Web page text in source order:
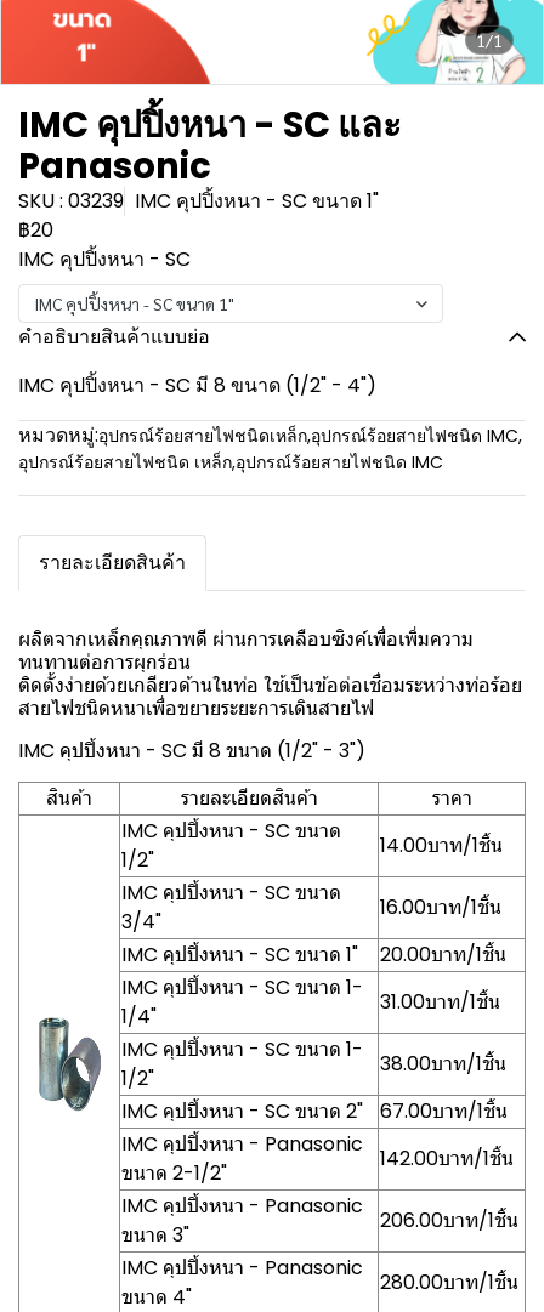
1/1
IMC คุปปิ้งหนา - SC และ
Panasonic
SKU : 03239 IMC คุปปิ้งหนา - SC ขนาด 1"
฿20
IMC คุปปิ้งหนา - SC
IMC คุปปิ้งหนา - SC ขนาด 1"
คำอธิบายสินค้าแบบย่อ
IMC คุปปิ้งหนา - SC มี 8 ขนาด (1/2" - 4")
หมวดหมู่:อุปกรณ์ร้อยสายไฟชนิดเหล็ก,อุปกรณ์ร้อยสายไฟชนิด IMC,
อุปกรณ์ร้อยสายไฟชนิด เหล็ก,อุปกรณ์ร้อยสายไฟชนิด IMC
รายละเอียดสินค้า
ผลิตจากเหล็กคุณภาพดี ผ่านการเคลือบซิงค์เพื่อเพิ่มความ
ทนทานต่อการผุกร่อน
ติดตั้งง่ายด้วยเกลียวด้านในท่อ ใช้เป็นข้อต่อเชื่อมระหว่างท่อร้อย
สายไฟชนิดหนาเพื่อขยายระยะการเดินสายไฟ
IMC คุปปิ้งหนา - SC มี 8 ขนาด (1/2" - 3")
สินค้า
รายละเอียดสินค้า
ราคา
IMC คุปปิ้งหนา - SC ขนาด
1/2"
14.00บาท/1ชิ้น
IMC คุปปิ้งหนา - SC ขนาด
3/4"
16.00บาท/1ชิ้น
IMC คุปปิ้งหนา - SC ขนาด 1"
20.00บาท/1ชิ้น
IMC คุปปิ้งหนา - SC ขนาด 1-
1/4"
31.00บาท/1ชิ้น
IMC คุปปิ้งหนา - SC ขนาด 1-
1/2"
38.00บาท/1ชิ้น
IMC คุปปิ้งหนา - SC ขนาด 2"
67.00บาท/1ชิ้น
IMC คุปปิ้งหนา - Panasonic
ขนาด 2-1/2"
142.00บาท/1ชิ้น
IMC คุปปิ้งหนา - Panasonic
ขนาด 3"
206.00บาท/1ชิ้น
IMC คุปปิ้งหนา - Panasonic
ขนาด 4"
280.00บาท/1ชิ้น